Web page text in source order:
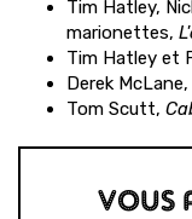
Tim Hatley,
marionettes,
Tim Hatley et
Derek McLane,
Tom Scutt,
VOUS